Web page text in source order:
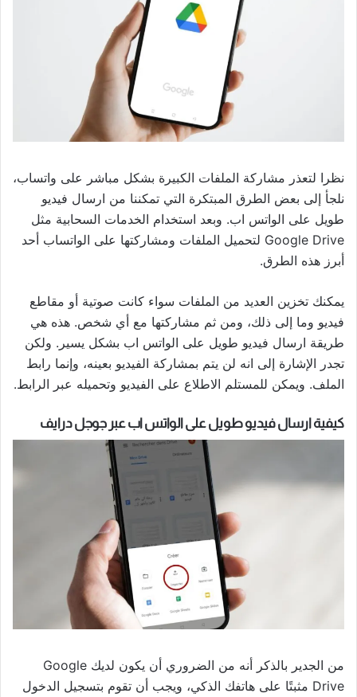
نظرا لتعذر مشاركة الملفات الكبيرة بشكل مباشر على واتساب،
نلجأ إلى بعض الطرق المبتكرة التي تمكننا من ارسال فيديو
طويل على الواتس اب. وبعد استخدام الخدمات السحابية مثل
Google Drive لتحميل الملفات ومشاركتها على الواتساب أحد
أبرز هذه الطرق.
يمكنك تخزين العديد من الملفات سواء كانت صوتية أو مقاطع
فيديو وما إلى ذلك، ومن ثم مشاركتها مع أي شخص. هذه هي
طريقة ارسال فيديو طويل على الواتس اب بشكل يسير. ولكن
تجدر الإشارة إلى انه لن يتم بمشاركة الفيديو بعينه، وإنما رابط
الملف. ويمكن للمستلم الاطلاع على الفيديو وتحميله عبر الرابط.
كيفية ارسال فيديو طويل على الواتس اب عبر جوجل درايف
من الجدير بالذكر أنه من الضروري أن يكون لديك Google
Drive مثبتًا على هاتفك الذكي، ويجب أن تقوم بتسجيل الدخول